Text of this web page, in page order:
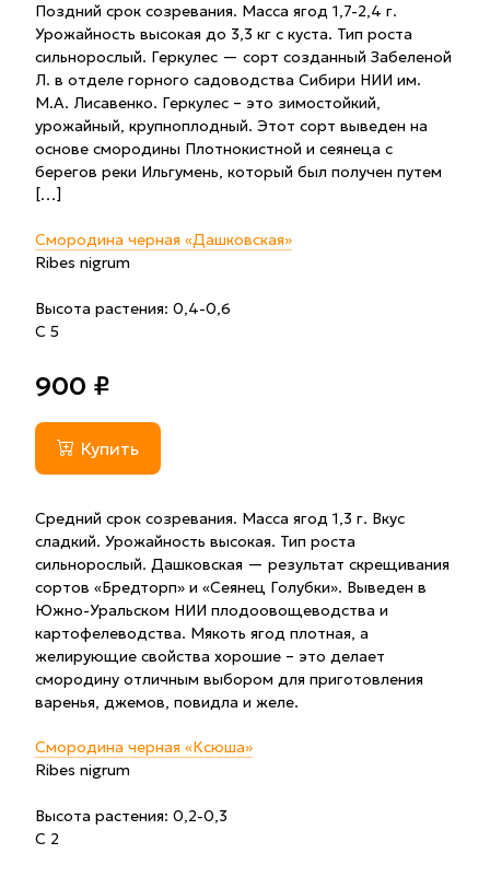
Поздний срок созревания. Масса ягод 1,7-2,4 г.
Урожайность высокая до 3,3 кг с куста. Тип роста
сильнорослый. Геркулес — сорт созданный Забеленой
Л. в отделе горного садоводства Сибири НИИ им.
М.А. Лисавенко. Геркулес – это зимостойкий,
урожайный, крупноплодный. Этот сорт выведен на
основе смородины Плотнокистной и сеянеца с
берегов реки Ильгумень, который был получен путем
[…]
Смородина черная «Дашковская»
Ribes nigrum
Высота растения: 0,4-0,6
С 5
900 ₽
Купить
Средний срок созревания. Масса ягод 1,3 г. Вкус
сладкий. Урожайность высокая. Тип роста
сильнорослый. Дашковская — результат скрещивания
сортов «Бредторп» и «Сеянец Голубки». Выведен в
Южно-Уральском НИИ плодоовощеводства и
картофелеводства. Мякоть ягод плотная, а
желирующие свойства хорошие – это делает
смородину отличным выбором для приготовления
варенья, джемов, повидла и желе.
Смородина черная «Ксюша»
Ribes nigrum
Высота растения: 0,2-0,3
С 2